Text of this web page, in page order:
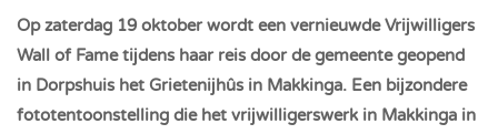
Op zaterdag 19 oktober wordt een vernieuwde Vrijwilligers
Wall of Fame tijdens haar reis door de gemeente geopend
in Dorpshuis het Grietenijhûs in Makkinga. Een bijzondere
fototentoonstelling die het vrijwilligerswerk in Makkinga in